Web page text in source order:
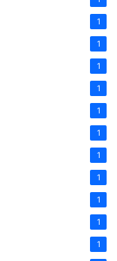
1
1
1
1
1
1
1
1
1
1
1